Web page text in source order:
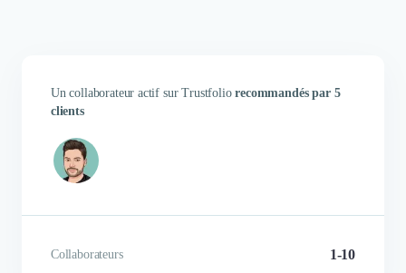
Un collaborateur actif sur Trustfoliorecommandés par 5
clients
Collaborateurs 1-10